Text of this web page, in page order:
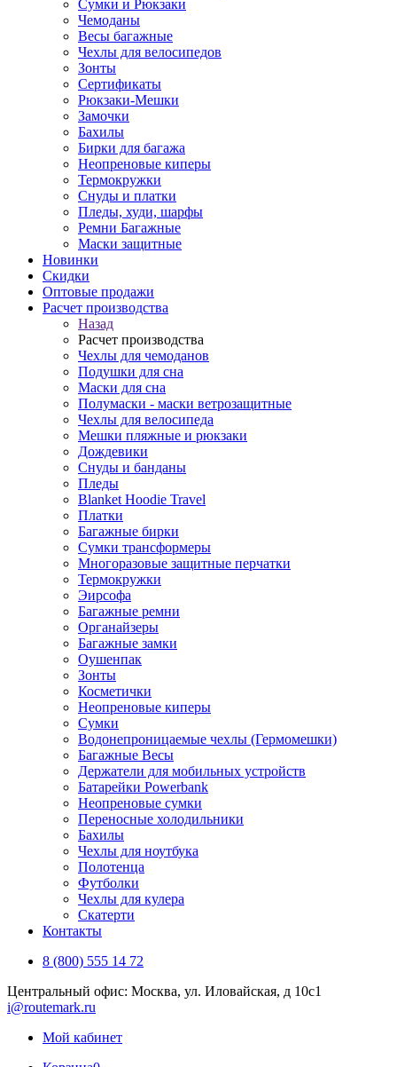
Сумки и Рюкзаки
Чемоданы
Весы багажные
Чехлы для велосипедов
Зонты
Сертификаты
Рюкзаки-Мешки
Замочки
Бахилы
Бирки для багажа
Неопреновые киперы
Термокружки
Снуды и платки
Пледы, худи, шарфы
Ремни Багажные
Маски защитные
Новинки
Скидки
Оптовые продажи
Расчет производства
Назад
Расчет производства
Чехлы для чемоданов
Подушки для сна
Маски для сна
Полумаски - маски ветрозащитные
Чехлы для велосипеда
Мешки пляжные и рюкзаки
Дождевики
Снуды и банданы
Пледы
Blanket Hoodie Travel
Платки
Багажные бирки
Сумки трансформеры
Многоразовые защитные перчатки
Термокружки
Эирсофа
Багажные ремни
Органайзеры
Багажные замки
Оушенпак
Зонты
Косметички
Неопреновые киперы
Сумки
Водонепроницаемые чехлы (Гермомешки)
Багажные Весы
Держатели для мобильных устройств
Батарейки Powerbank
Неопреновые сумки
Переносные холодильники
Бахилы
Чехлы для ноутбука
Полотенца
Футболки
Чехлы для кулера
Скатерти
Контакты
8 (800) 555 14 72
Центральный офис: Москва, ул. Иловайская, д 10с1
i@routemark.ru
Мой кабинет